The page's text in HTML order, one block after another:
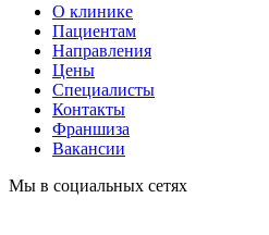
О клинике
Пациентам
Направления
Цены
Специалисты
Контакты
Франшиза
Вакансии
Мы в социальных сетях